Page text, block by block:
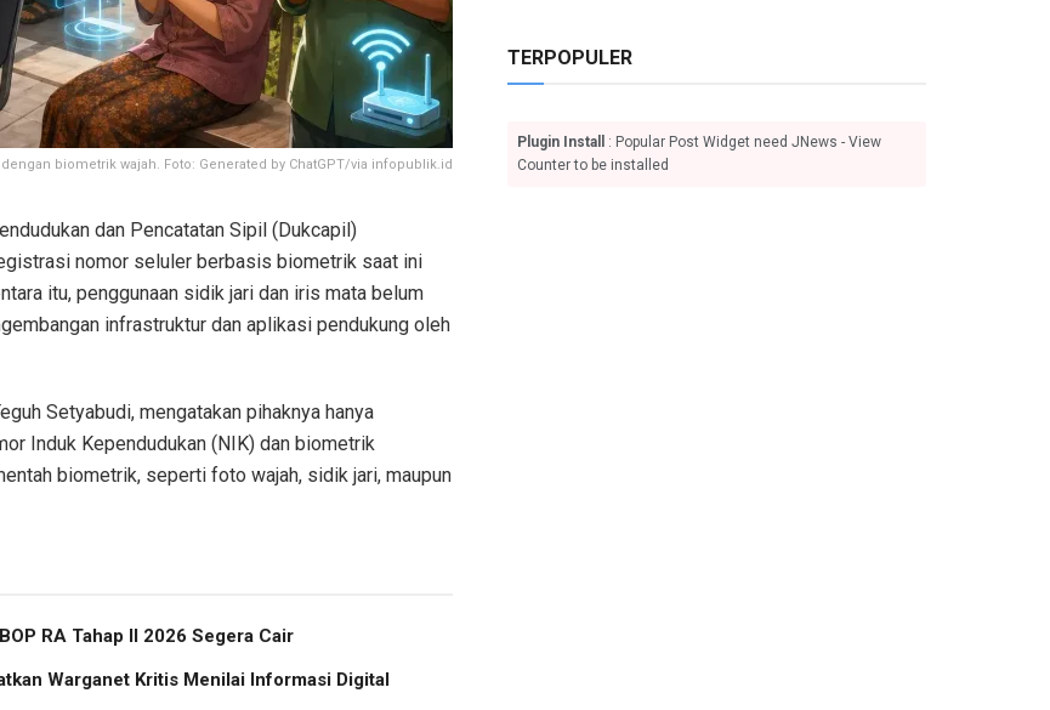
biometrik wajah. Foto: Generated by ChatGPT/via infopublik.id
dan Pencatatan Sipil (Dukcapil)
nomor seluler berbasis biometrik saat ini
itu, penggunaan sidik jari dan iris mata belum
infrastruktur dan aplikasi pendukung oleh
Setyabudi, mengatakan pihaknya hanya
Induk Kependudukan (NIK) dan biometrik
biometrik, seperti foto wajah, sidik jari, maupun
RA Tahap II 2026 Segera Cair
Warganet Kritis Menilai Informasi Digital
TERPOPULER
Plugin Install
: Popular Post Widget need JNews - View
Counter to be installed